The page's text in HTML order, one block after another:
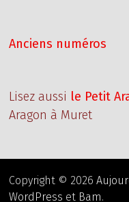
Anciens numéros
Lisez aussi le Petit
Aragon à Muret
Copyright © 2026
WordPress et Bam.